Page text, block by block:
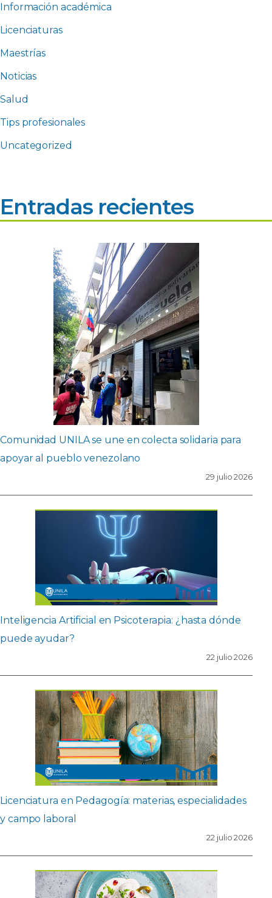
Información académica
Licenciaturas
Maestrías
Noticias
Salud
Tips profesionales
Uncategorized
Entradas recientes
Comunidad UNILA se une en colecta solidaria para
apoyar al pueblo venezolano
29 julio 2026
Inteligencia Artificial en Psicoterapia: ¿hasta dónde
puede ayudar?
22 julio 2026
Licenciatura en Pedagogía: materias, especialidades
y campo laboral
22 julio 2026